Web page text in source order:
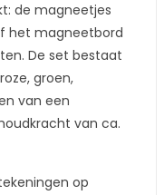
de magneetjes
het magneetbord
De set bestaat
groen,
van een
van ca.
op